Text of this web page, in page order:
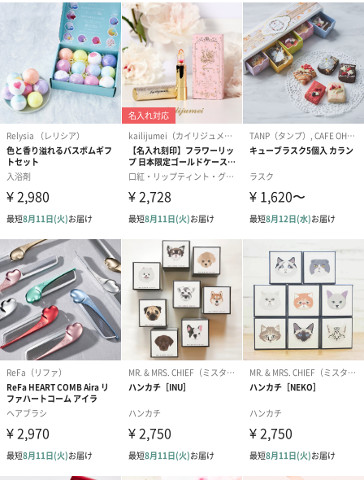
ブライダルロリポップ
ドレス（いちご味)
（1,122円）
ブライダルロリポップ
タキシード（コーラ味)
（1,122円）
今治タオルケ
ンドタオル・
タオル）（
生花
生花のブーケを同梱します。
※9-15時にご注文いただく場合、最短のお届け可能日が通常より
も1日遅くなります。
シーズンブーケ（ひま
わり）（1,880円）
ブーケ（ホワイトグリ
ブーケ（ピン
ドライフラワー・プリザーブドフラワー